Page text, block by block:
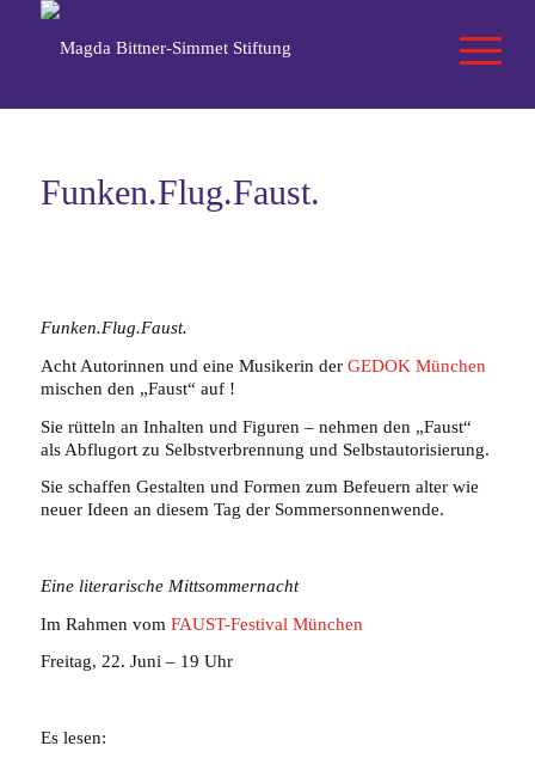
Funken.Flug.Faust.
Funken.Flug.Faust.
Acht Autorinnen und eine Musikerin der GEDOK München
mischen den „Faust“ auf !
Sie rütteln an Inhalten und Figuren – nehmen den „Faust“
als Abflugort zu Selbstverbrennung und Selbstautorisierung.
Sie schaffen Gestalten und Formen zum Befeuern alter wie
neuer Ideen an diesem Tag der Sommersonnenwende.
Eine literarische Mittsommernacht
Im Rahmen vom FAUST-Festival München
Freitag, 22. Juni – 19 Uhr
Es lesen: